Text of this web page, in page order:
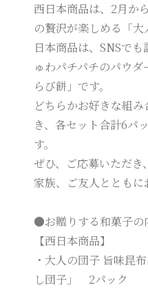
西日本商品は、2月か
の贅沢が楽しめる「
日本商品は、SNSで
ゅわパチパチのパウ
らび餅」です。
どちらかお好きな組
き、各セット合計6パ
す。
ぜひ、ご応募いただ
家族、ご友人とともに
●お贈りする和菓子の
【西日本商品】
・大人の団子 旨味昆
し団子」 2パック